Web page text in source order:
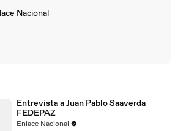
Nacional
Entrevista a Juan Pablo Saaverda
FEDEPAZ
Enlace Nacional